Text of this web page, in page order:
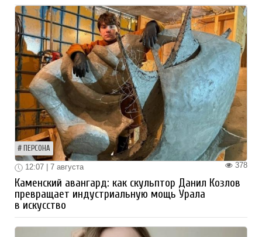
ПЕРСОНА
378
12:07 | 7 августа
Каменский авангард: как скульптор Данил Козлов
превращает индустриальную мощь Урала
в искусство